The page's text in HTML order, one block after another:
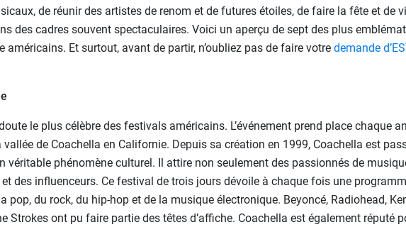
de réunir des artistes de renom et de futures étoiles, de faire la fête et de
des cadres souvent spectaculaires. Voici un aperçu de sept des plus
américains. Et surtout, avant de partir, n’oubliez pas de faire votre demande
le plus célèbre des festivals américains. L’événement prend place chaque
de Coachella en Californie. Depuis sa création en 1999, Coachella est
véritable phénomène culturel. Il attire non seulement des passionnés de
des influenceurs. Ce festival de trois jours dévoile à chaque fois une
pop, du rock, du hip-hop et de la musique électronique. Beyoncé, Radiohead,
Strokes ont pu faire partie des têtes d’affiche. Coachella est également réputé